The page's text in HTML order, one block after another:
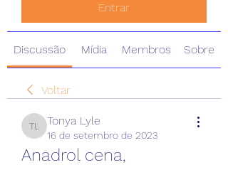
Entrar
Discussão Mídia Membros Sobre
Voltar
Tonya Lyle
Tonya Lyle
16 de setembro de 2023
Anadrol cena,